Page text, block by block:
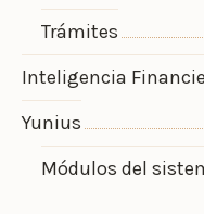
Trámites
Inteligencia
Yunius
Módulos del